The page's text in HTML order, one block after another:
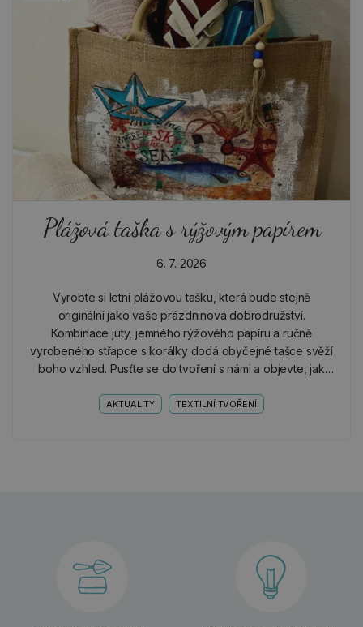
Plážová taška s rýžovým papírem
6. 7. 2026
Vyrobte si letní plážovou tašku, která bude stejně
originální jako vaše prázdninová dobrodružství.
Kombinace juty, jemného rýžového papíru a ručně
vyrobeného střapce s korálky dodá obyčejné tašce svěží
boho vzhled. Pusťte se do tvoření s námi a objevte, jak
celé…
AKTUALITY TEXTILNÍ TVOŘENÍ